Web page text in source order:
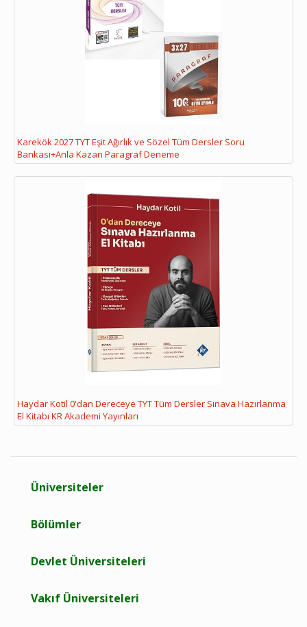
Karekök 2027 TYT Eşit Ağırlık ve Sözel Tüm Dersler Soru
Bankası+Anla Kazan Paragraf Deneme
Haydar Kotil 0'dan Dereceye TYT Tüm Dersler Sınava Hazırlanma
El Kitabı KR Akademi Yayınları
Üniversiteler
Bölümler
Devlet Üniversiteleri
Vakıf Üniversiteleri